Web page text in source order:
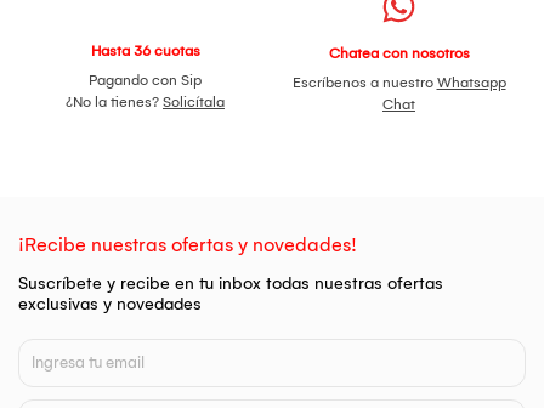
Hasta 36 cuotas
Pagando con Sip
¿No la tienes? Solicítala
Chatea con nosotros
Escríbenos a nuestro Whatsapp
Chat
¡Recibe nuestras ofertas y novedades!
Suscríbete y recibe en tu inbox todas nuestras ofertas
exclusivas y novedades